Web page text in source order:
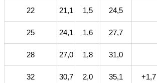
22 21,1 1,5 24,5
25 24,1 1,6 27,7
28 27,0 1,8 31,0
32 30,7 2,0 35,1 +1,7